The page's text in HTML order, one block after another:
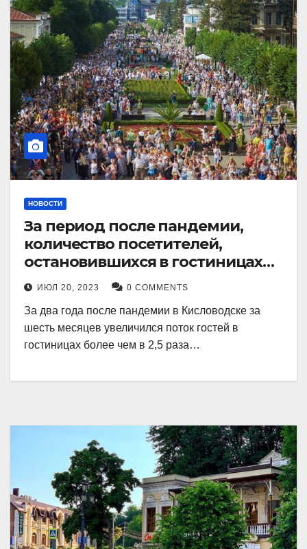
НОВОСТИ
За период после пандемии,
количество посетителей,
остановившихся в гостиницах
Кисловодска, выросло в 2,5 раза.
ИЮЛ 20, 2023 0 COMMENTS
За два года после пандемии в Кисловодске за
шесть месяцев увеличился поток гостей в
гостиницах более чем в 2,5 раза…